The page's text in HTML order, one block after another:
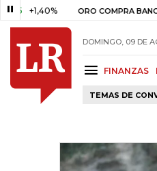
ORO COMPRA BANCO DE
DOMINGO, 09 DE
FINANZAS
TEMAS DE